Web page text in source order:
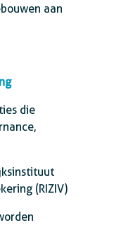
aan
die
(RIZIV)